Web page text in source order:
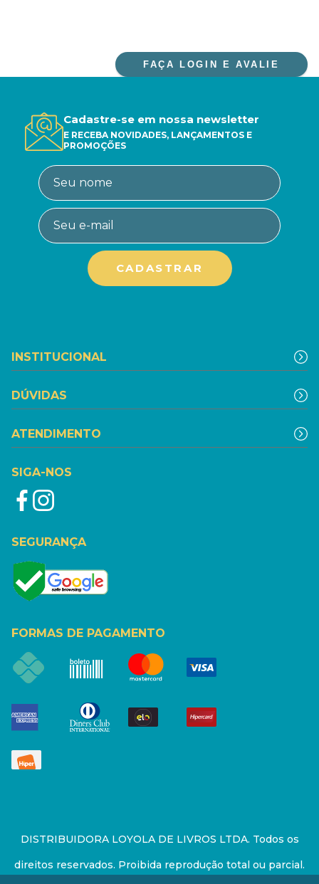
FAÇA LOGIN E AVALIE
Cadastre-se em nossa newsletter
E RECEBA NOVIDADES, LANÇAMENTOS E
PROMOÇÕES
INSTITUCIONAL
DÚVIDAS
ATENDIMENTO
SIGA-NOS
SEGURANÇA
FORMAS DE PAGAMENTO
DISTRIBUIDORA LOYOLA DE LIVROS LTDA. Todos os
direitos reservados. Proibida reprodução total ou parcial.